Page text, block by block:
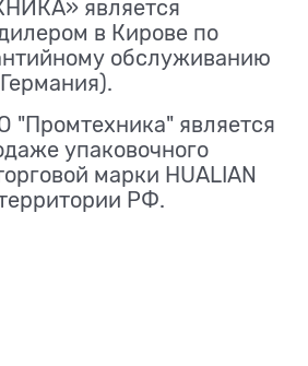
является
в Кирове по
обслуживанию
"Промтехника" является
упаковочного
марки HUALIAN
РФ.